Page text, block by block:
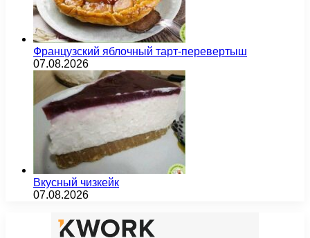
Французский яблочный тарт-перевертыш
07.08.2026
Вкусный чизкейк
07.08.2026